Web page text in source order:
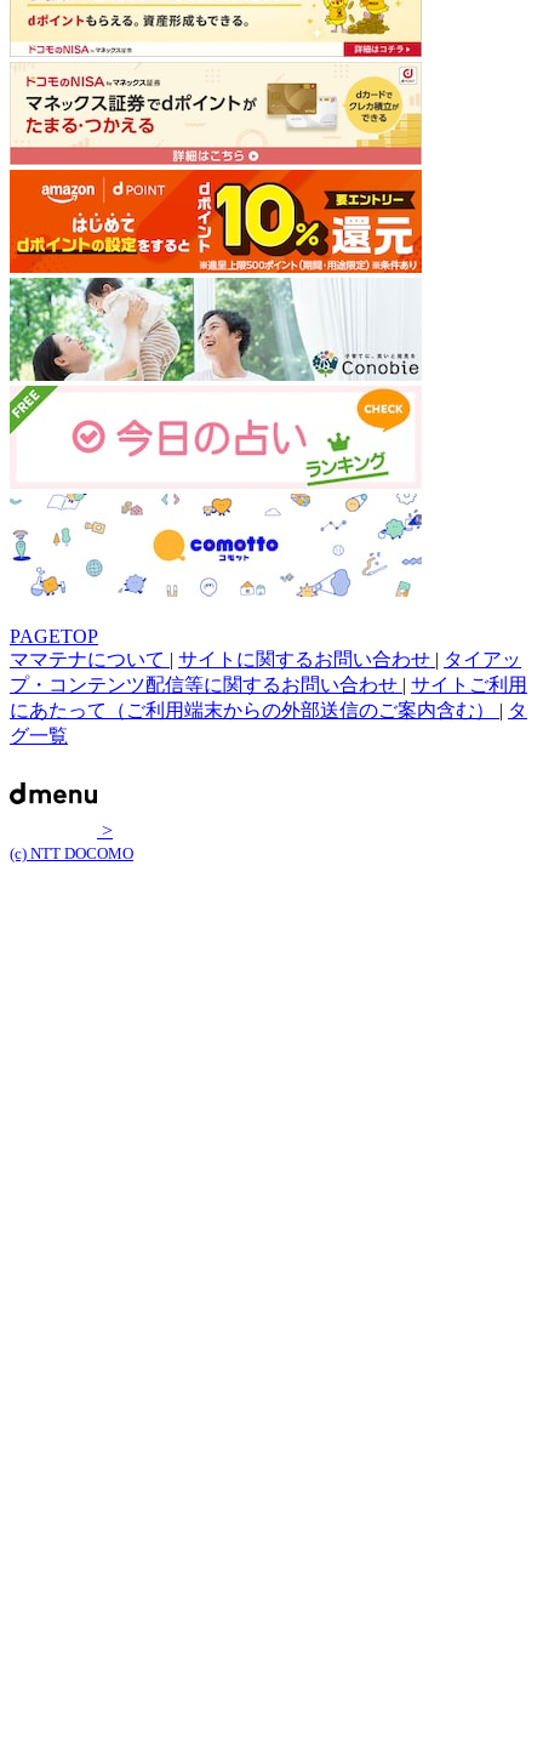
PAGETOP
ママテナについて | サイトに関するお問い合わせ | タイアッ
プ・コンテンツ配信等に関するお問い合わせ | サイトご利用
にあたって（ご利用端末からの外部送信のご案内含む） | タ
グ一覧
>
(c) NTT DOCOMO